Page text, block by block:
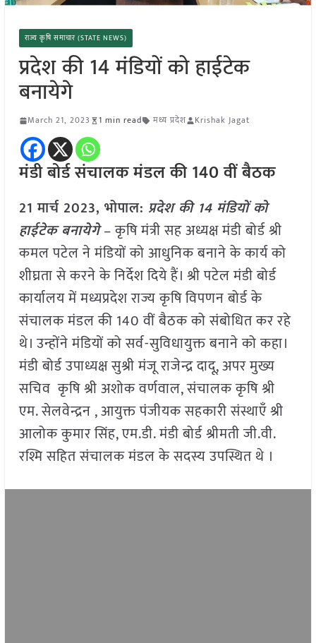
राज्य कृषि समाचार (STATE NEWS)
प्रदेश की 14 मंडियों को हाईटेक
बनायेगे
March 21, 2023 1 min read मध्य प्रदेश Krishak Jagat
मंडी बोर्ड संचालक मंडल की 140 वीं बैठक
21 मार्च 2023, भोपाल: प्रदेश की 14 मंडियों को
हाईटेक बनायेगे– कृषि मंत्री सह अध्यक्ष मंडी बोर्ड श्री
कमल पटेल ने मंडियों को आधुनिक बनाने के कार्य को
शीघ्रता से करने के निर्देश दिये हैं। श्री पटेल मंडी बोर्ड
कार्यालय में मध्यप्रदेश राज्य कृषि विपणन बोर्ड के
संचालक मंडल की 140 वीं बैठक को संबोधित कर रहे
थे। उन्होंने मंडियों को सर्व-सुविधायुक्त बनाने को कहा।
मंडी बोर्ड उपाध्यक्ष सुश्री मंजू राजेन्द्र दादू, अपर मुख्य
सचिव कृषि श्री अशोक वर्णवाल, संचालक कृषि श्री
एम. सेलवेन्द्रन , आयुक्त पंजीयक सहकारी संस्थाएँ श्री
आलोक कुमार सिंह, एम.डी. मंडी बोर्ड श्रीमती जी.वी.
रश्मि सहित संचालक मंडल के सदस्य उपस्थित थे ।